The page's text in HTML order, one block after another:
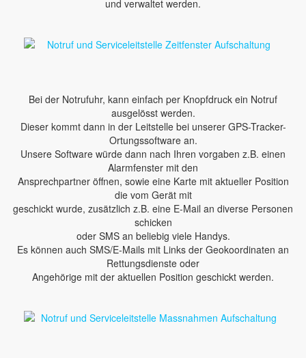
und verwaltet werden.
Bei der Notrufuhr, kann einfach per Knopfdruck ein Notruf
ausgelösst werden.
Dieser kommt dann in der Leitstelle bei unserer GPS-Tracker-
Ortungssoftware an.
Unsere Software würde dann nach Ihren vorgaben z.B. einen
Alarmfenster mit den
Ansprechpartner öffnen, sowie eine Karte mit aktueller Position
die vom Gerät mit
geschickt wurde, zusätzlich z.B. eine E-Mail an diverse Personen
schicken
oder SMS an beliebig viele Handys.
Es können auch SMS/E-Mails mit Links der Geokoordinaten an
Rettungsdienste oder
Angehörige mit der aktuellen Position geschickt werden.